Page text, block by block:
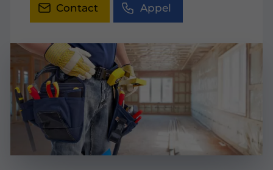
Contact Appel